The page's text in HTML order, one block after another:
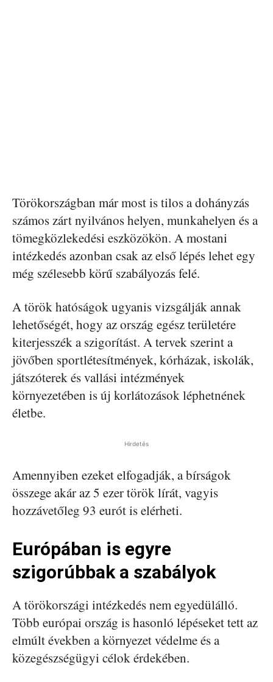
Törökországban már most is tilos a dohányzás
számos zárt nyilvános helyen, munkahelyen és a
tömegközlekedési eszközökön. A mostani
intézkedés azonban csak az első lépés lehet egy
még szélesebb körű szabályozás felé.
A török hatóságok ugyanis vizsgálják annak
lehetőségét, hogy az ország egész területére
kiterjesszék a szigorítást. A tervek szerint a
jövőben sportlétesítmények, kórházak, iskolák,
játszóterek és vallási intézmények
környezetében is új korlátozások léphetnének
életbe.
Hirdetés
Amennyiben ezeket elfogadják, a bírságok
összege akár az 5 ezer török lírát, vagyis
hozzávetőleg 93 eurót is elérheti.
Európában is egyre
szigorúbbak a szabályok
A törökországi intézkedés nem egyedülálló.
Több európai ország is hasonló lépéseket tett az
elmúlt években a környezet védelme és a
közegészségügyi célok érdekében.